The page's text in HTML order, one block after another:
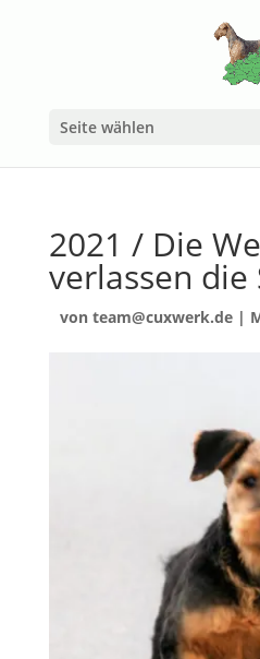
Seite wählen
2021 / Die
verlassen die
vonteam@cuxwerk.de |